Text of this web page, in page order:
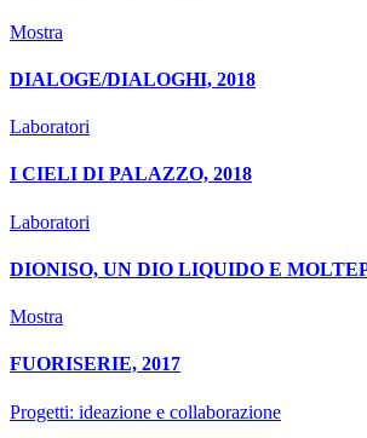
Mostra
DIALOGE/DIALOGHI, 2018
Laboratori
I CIELI DI PALAZZO, 2018
Laboratori
DIONISO, UN DIO LIQUIDO E
Mostra
FUORISERIE, 2017
Progetti: ideazione e collaborazione